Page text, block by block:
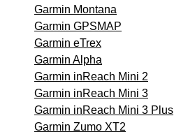
Garmin Montana
Garmin GPSMAP
Garmin eTrex
Garmin Alpha
Garmin inReach Mini 2
Garmin inReach Mini 3
Garmin inReach Mini 3 Plus
Garmin Zumo XT2